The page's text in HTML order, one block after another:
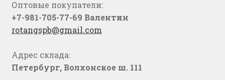
Оптовые покупатели:
+7-981-705-77-69 Валентин
rotangspb@gmail.com
Адрес склада:
Петербург, Волхонское ш. 111